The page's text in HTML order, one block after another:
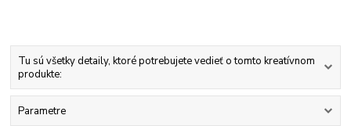
Tu sú všetky detaily, ktoré potrebujete vedieť o tomto kreatívnom
produkte:
Parametre